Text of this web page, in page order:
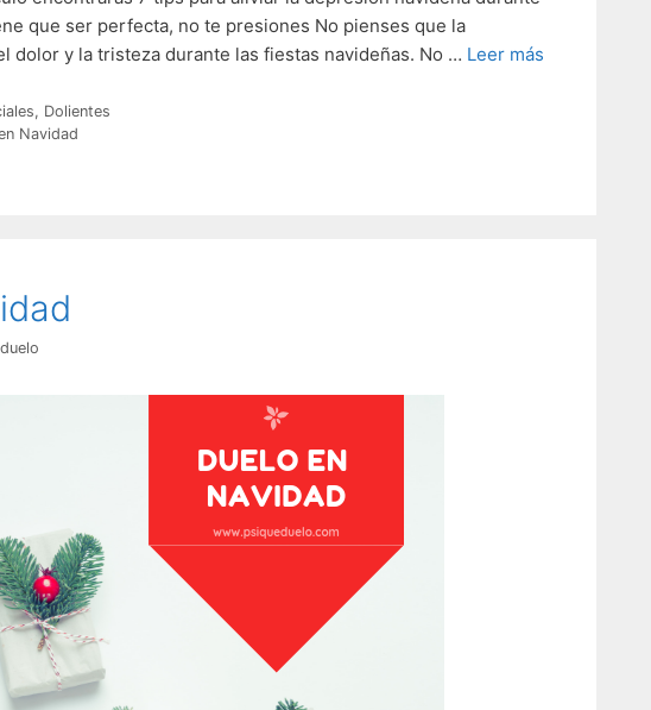
que ser perfecta, no te presiones No pienses que la
dolor y la tristeza durante las fiestas navideñas. No … Leer más
, Dolientes
Navidad